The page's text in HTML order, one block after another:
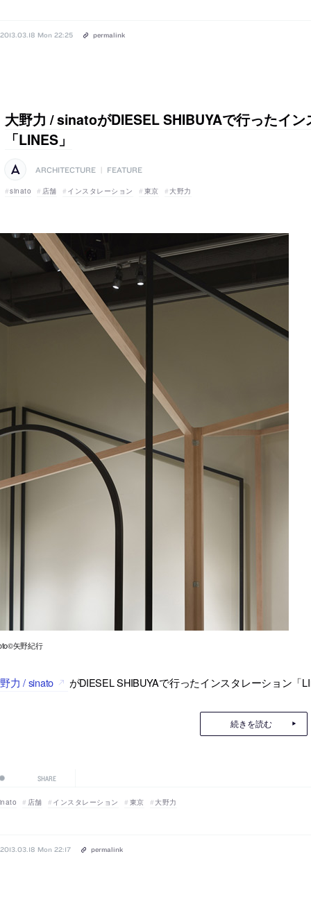
2013.03.18 Mon 22:25 permalink
大野力 / sinatoがDIESEL SHIBUYAで行ったイン
「LINES」
ARCHITECTURE | FEATURE
sinato 店舗 インスタレーション 東京 大野力
矢野紀行
力 / sinato がDIESEL SHIBUYAで行ったインスタレーション「
続きを読む
SHARE
店舗 インスタレーション 東京 大野力
2013.03.18 Mon 22:17 permalink